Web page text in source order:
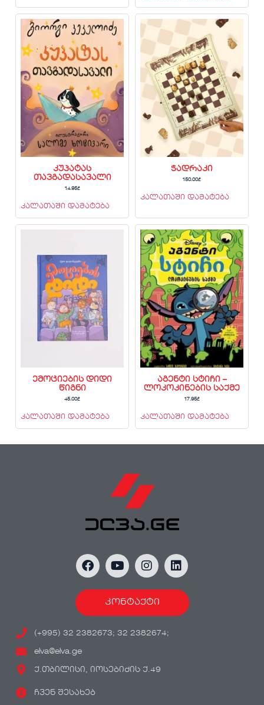
კუპატას
თავგადასავალი
14.95₾
კალათაში დამატება
ჭადრაკი
150.00₾
კალათაში დამატება
ემოციების დიდი
წიგნი
45.00₾
კალათაში დამატება
აგენტი სტიჩი –
ლოკოკინების საქმე
17.95₾
კალათაში დამატება
კონტაქტი
(+995) 32 2382673; 32 2382674;
elva@elva.ge
ქ.თბილისი, იოსებიძის ქ.49
ჩვენ შესახებ